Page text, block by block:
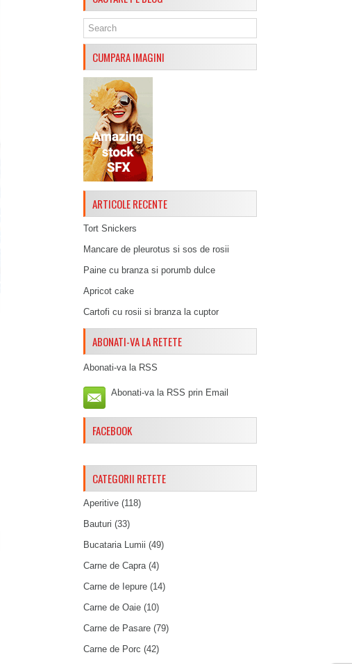
CUMPARA IMAGINI
ARTICOLE RECENTE
Tort Snickers
Mancare de pleurotus si sos de rosii
Paine cu branza si porumb dulce
Apricot cake
Cartofi cu rosii si branza la cuptor
ABONATI-VA LA RETETE
Abonati-va la RSS
Abonati-va la RSS prin Email
FACEBOOK
CATEGORII RETETE
Aperitive (118)
Bauturi (33)
Bucataria Lumii (49)
Carne de Capra(4)
Carne de Iepure (14)
Carne de Oaie (10)
Carne de Pasare (79)
Carne de Porc (42)